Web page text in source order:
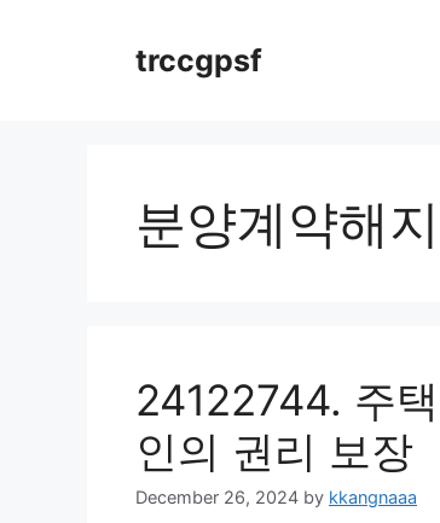
trccgpsf
분양계약해
24122744. 주
인의 권리 보장
December 26, 2024 by kkangnaaa